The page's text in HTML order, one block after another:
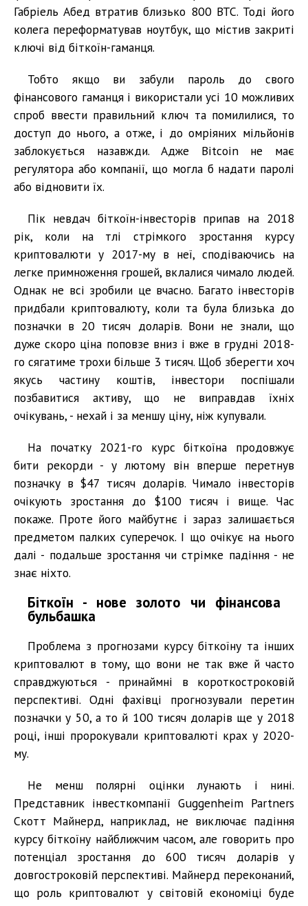
Габріель Абед втратив близько 800 BTC. Тоді його
колега переформатував ноутбук, що містив закриті
ключі від біткоїн-гаманця.
Тобто якщо ви забули пароль до свого
фінансового гаманця і використали усі 10 можливих
спроб ввести правильний ключ та помилилися, то
доступ до нього, а отже, і до омріяних мільйонів
заблокується назавжди. Адже Bitcoin не має
регулятора або компанії, що могла б надати паролі
або відновити їх.
Пік невдач біткоїн-інвесторів припав на 2018
рік, коли на тлі стрімкого зростання курсу
криптовалюти у 2017-му в неї, сподіваючись на
легке примноження грошей, вклалися чимало людей.
Однак не всі зробили це вчасно. Багато інвесторів
придбали криптовалюту, коли та була близька до
позначки в 20 тисяч доларів. Вони не знали, що
дуже скоро ціна поповзе вниз і вже в грудні 2018-
го сягатиме трохи більше 3 тисяч. Щоб зберегти хоч
якусь частину коштів, інвестори поспішали
позбавитися активу, що не виправдав їхніх
очікувань, - нехай і за меншу ціну, ніж купували.
На початку 2021-го курс біткоїна продовжує
бити рекорди - у лютому він вперше перетнув
позначку в $47 тисяч доларів. Чимало інвесторів
очікують зростання до $100 тисяч і вище. Час
покаже. Проте його майбутнє і зараз залишається
предметом палких суперечок. І що очікує на нього
далі - подальше зростання чи стрімке падіння - не
знає ніхто.
Біткоїн - нове золото чи фінансова
бульбашка
Проблема з прогнозами курсу біткоїну та інших
криптовалют в тому, що вони не так вже й часто
справджуються - принаймні в короткостроковій
перспективі. Одні фахівці прогнозували перетин
позначки у 50, а то й 100 тисяч доларів ще у 2018
році, інші пророкували криптовалюті крах у 2020-
му.
Не менш полярні оцінки лунають і нині.
Представник інвесткомпанії Guggenheim Partners
Скотт Майнерд, наприклад, не виключає падіння
курсу біткоїну найближчим часом, але говорить про
потенціал зростання до 600 тисяч доларів у
довгостроковій перспективі. Майнерд переконаний,
що роль криптовалют у світовій економіці буде